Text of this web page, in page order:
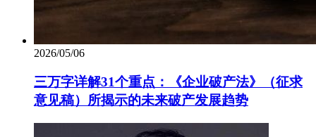
2026/05/06
三万字详解31个重点：《企业破产法》（征求
意见稿）所揭示的未来破产发展趋势